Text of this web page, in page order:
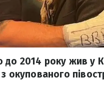
2014 року жив у
окупованого